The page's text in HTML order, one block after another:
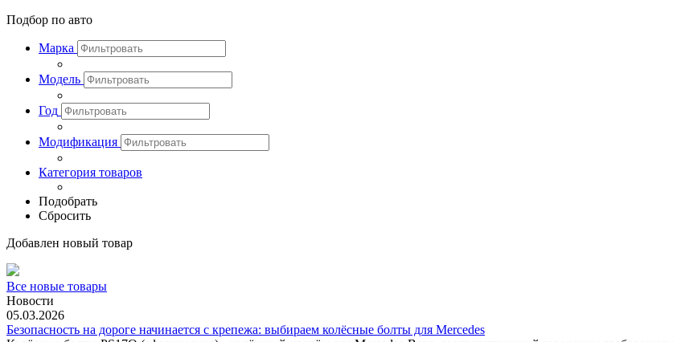
Подбор по авто
Марка
Модель
Год
Модификация
Категория товаров
Подобрать
Сбросить
Добавлен новый товар
Все новые товары
Новости
05.03.2026
Безопасность на дороге начинается с крепежа: выбираем колёсные болты для Mercedes